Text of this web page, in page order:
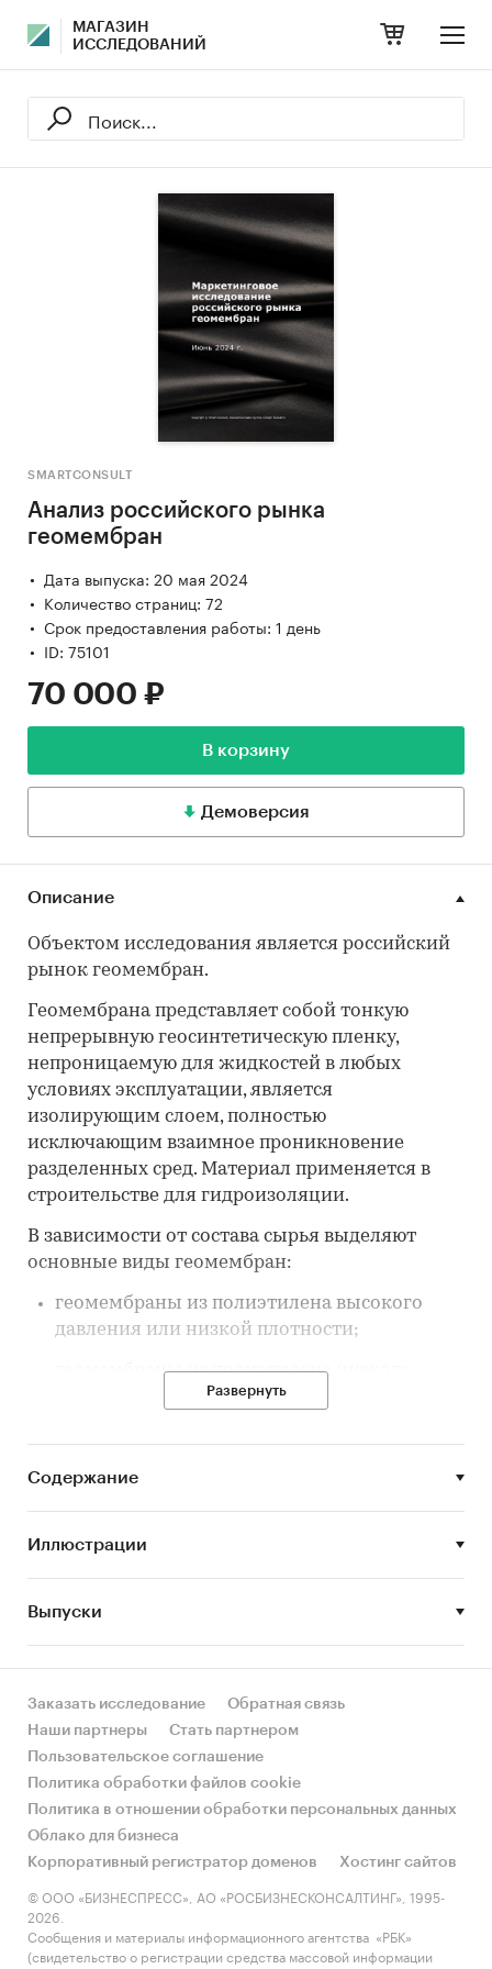
МАГАЗИН
ИССЛЕДОВАНИЙ
SMARTCONSULT
Анализ российского рынка
геомембран
Дата выпуска: 20 мая 2024
Количество страниц: 72
Срок предоставления работы: 1 день
ID: 75101
70 000 ₽
В корзину
Демоверсия
Описание
Объектом исследования является российский
рынок геомембран.
Геомембрана представляет собой тонкую
непрерывную геосинтетическую пленку,
непроницаемую для жидкостей в любых
условиях эксплуатации, является
изолирующим слоем, полностью
исключающим взаимное проникновение
разделенных сред. Материал применяется в
строительстве для гидроизоляции.
В зависимости от состава сырья выделяют
основные виды геомембран:
геомембраны из полиэтилена высокого
давления или низкой плотности;
геомембраны из полиэтилена низкого
давления или высокой плотности;
Геомембраны применяются в строительстве
резервуаров для нефти и нефтепродуктов,
шламонакопителей, хвостохранилищ,
изоляторов загрязненных почв,
Задачи исследования:
Определение объема рынка.
Конкурентный анализ.
Ассортиментный и ценовой анализ.
Анализ факторов, влияющих на развитие
рынка.
Развернуть
Содержание
Иллюстрации
Выпуски
Заказать исследование
Обратная связь
Наши партнеры
Стать партнером
Пользовательское соглашение
Политика обработки файлов cookie
Политика в отношении обработки персональных данных
Облако для бизнеса
Корпоративный регистратор доменов
Хостинг сайтов
© ООО «БИЗНЕСПРЕСС», АО «РОСБИЗНЕСКОНСАЛТИНГ», 1995-
2026.
Сообщения и материалы информационного агентства «РБК»
(свидетельство о регистрации средства массовой информации